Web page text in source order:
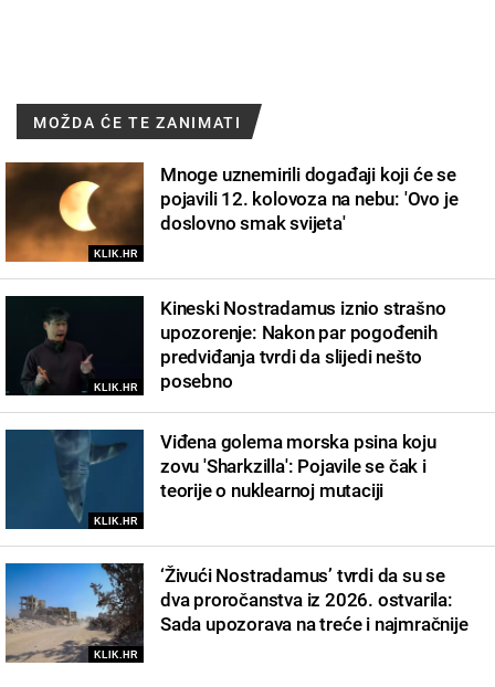
MOŽDA ĆE TE ZANIMATI
KLIK.HR
Mnoge uznemirili događaji koji će se
pojavili 12. kolovoza na nebu: 'Ovo je
doslovno smak svijeta'
KLIK.HR
Kineski Nostradamus iznio strašno
upozorenje: Nakon par pogođenih
predviđanja tvrdi da slijedi nešto
posebno
KLIK.HR
Viđena golema morska psina koju
zovu 'Sharkzilla': Pojavile se čak i
teorije o nuklearnoj mutaciji
KLIK.HR
‘Živući Nostradamus’ tvrdi da su se
dva proročanstva iz 2026. ostvarila:
Sada upozorava na treće i najmračnije